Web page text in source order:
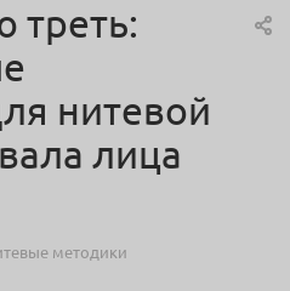
треть:
нитевой
лица
методики